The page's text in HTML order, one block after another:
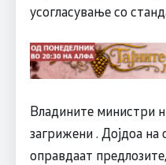
усогласување со
Владините министри
загрижени . Дојдоа на
оправдаат